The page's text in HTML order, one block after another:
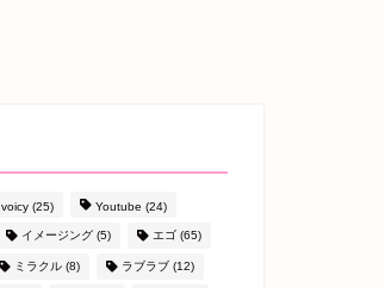
voicy(25) Youtube (24)
イメージング(5) エゴ(65)
ミラクル(8) ラブラブ(12)